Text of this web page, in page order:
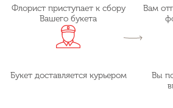
Флорист приступает к сбору
Вашего букета
Вам
Букет доставляется курьером
Вы